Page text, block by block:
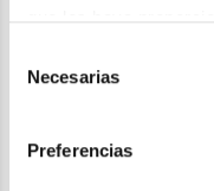
que les haya
la política de
Necesarias
Preferencias
DISNEY PRINCESS